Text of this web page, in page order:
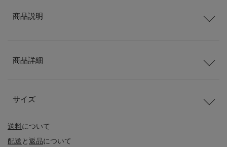
送料について
配送と返品について
商品説明
商品詳細
サイズ